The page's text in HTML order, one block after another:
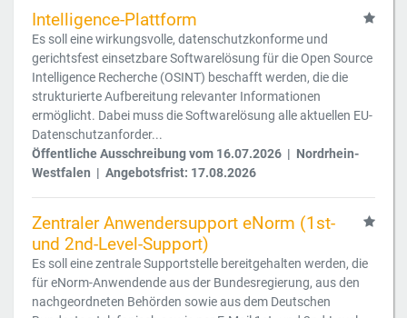
Intelligence-Plattform
Es soll eine wirkungsvolle, datenschutzkonforme und
gerichtsfest einsetzbare Softwarelösung für die Open Source
Intelligence Recherche (OSINT) beschafft werden, die die
strukturierte Aufbereitung relevanter Informationen
ermöglicht. Dabei muss die Softwarelösung alle aktuellen EU-
Datenschutzanforder...
Öffentliche Ausschreibung vom 16.07.2026 | Nordrhein-
Westfalen | Angebotsfrist: 17.08.2026
Zentraler Anwendersupport eNorm (1st-
und 2nd-Level-Support)
Es soll eine zentrale Supportstelle bereitgehalten werden, die
für eNorm-Anwendende aus der Bundesregierung, aus den
nachgeordneten Behörden sowie aus dem Deutschen